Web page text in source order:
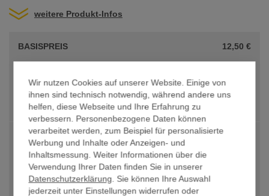
Wir nutzen Cookies auf unserer Website. Einige von
ihnen sind technisch notwendig, während andere uns
helfen, diese Webseite und Ihre Erfahrung zu
verbessern. Personenbezogene Daten können
verarbeitet werden, zum Beispiel für personalisierte
Werbung und Inhalte oder Anzeigen- und
Inhaltsmessung. Weiter Informationen über die
Verwendung Ihrer Daten finden Sie in unserer
Datenschutzerklärung . Sie können Ihre Auswahl
jederzeit unter Einstellungen widerrufen oder
weitere Produkt-Infos
BASISPREIS 12,50 €
43,4cm x 23,4cm
Druckdaten